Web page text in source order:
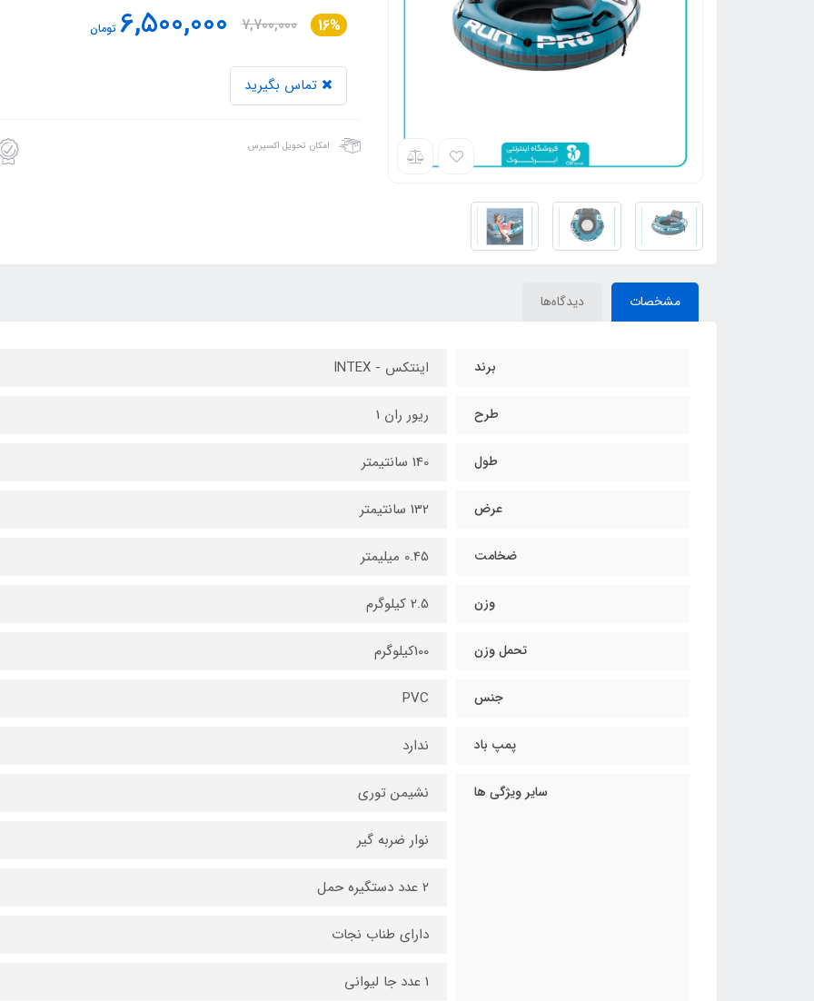
16%
7,700,000
6,500,000تومان
تماس بگیرید
امکان تحویل اکسپرس
مشخصات دیدگاه‌ها
برند اینتکس - INTEX
طرح ریور ران 1
طول 140 سانتیمتر
عرض 132 سانتیمتر
ضخامت 0.45 میلیمتر
وزن 2.5 کیلوگرم
تحمل وزن 100کیلوگرم
جنس PVC
پمپ باد ندارد
سایر ویژگی ها نشیمن توری
نوار ضربه گیر
2 عدد دستگیره حمل
دارای طناب نجات
1 عدد جا لیوانی